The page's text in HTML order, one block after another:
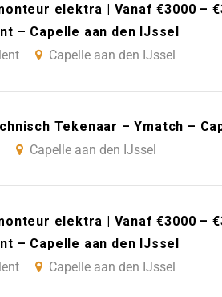
elektra | Vanaf €3000 –
– Capelle aan den IJssel
Capelle aan den IJssel
Tekenaar – Ymatch –
Capelle aan den IJssel
elektra | Vanaf €3000 –
– Capelle aan den IJssel
Capelle aan den IJssel